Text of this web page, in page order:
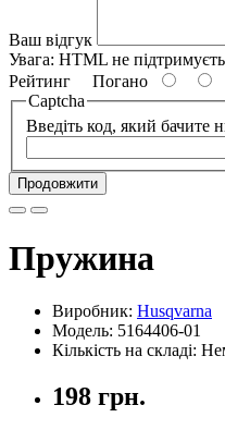
Ваш відгук
Увага: HTML не
Рейтинг Погано
Captcha
Введіть код, який бачите
Продовжити
Пружина
Виробник: Husqvarna
Модель: 5164406-01
Кількість на складі:
198 грн.